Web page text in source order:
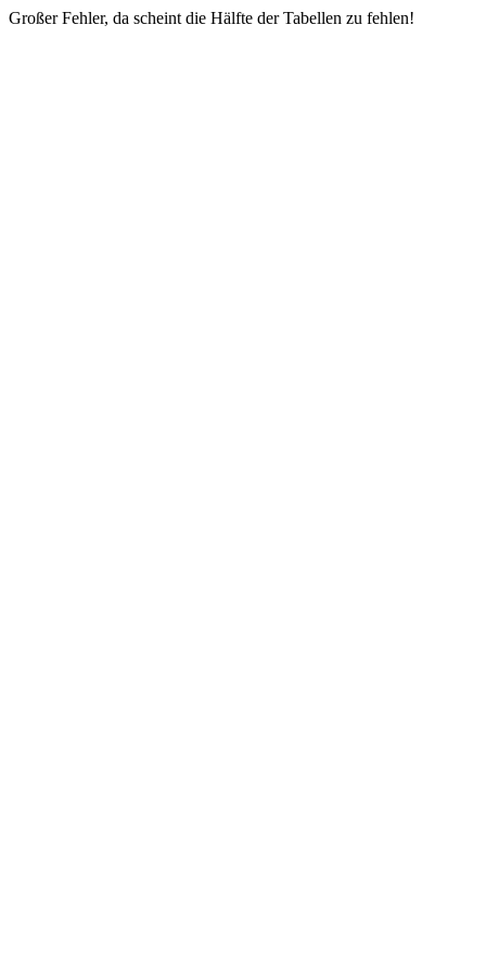
Großer Fehler, da scheint die Hälfte der Tabellen zu fehlen!